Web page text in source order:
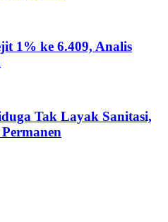
1% ke 6.409, Analis
Tak Layak Sanitasi,